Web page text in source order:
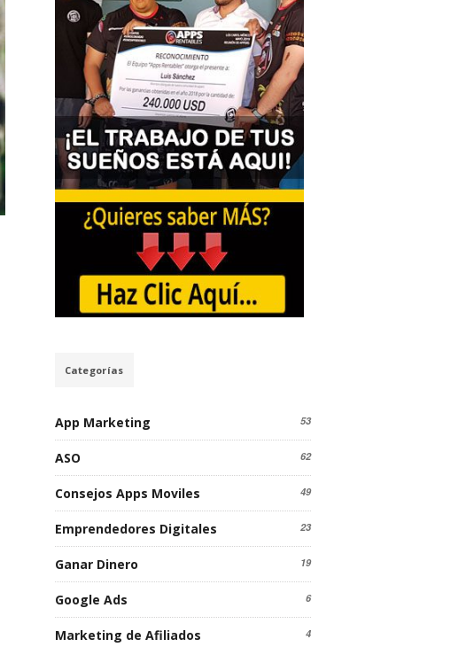
Categorías
App Marketing 53
ASO 62
Consejos Apps Moviles 49
Emprendedores Digitales 23
Ganar Dinero 19
Google Ads 6
Marketing de Afiliados 4